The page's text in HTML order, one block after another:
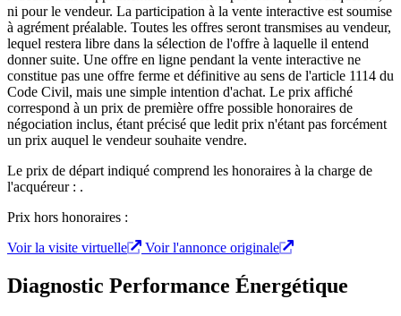
ni pour le vendeur. La participation à la vente interactive est soumise
à agrément préalable. Toutes les offres seront transmises au vendeur,
lequel restera libre dans la sélection de l'offre à laquelle il entend
donner suite. Une offre en ligne pendant la vente interactive ne
constitue pas une offre ferme et définitive au sens de l'article 1114 du
Code Civil, mais une simple intention d'achat. Le prix affiché
correspond à un prix de première offre possible honoraires de
négociation inclus, étant précisé que ledit prix n'étant pas forcément
un prix auquel le vendeur souhaite vendre.
Le prix de départ indiqué comprend les honoraires à la charge de
l'acquéreur : .
Prix hors honoraires :
Voir la visite virtuelle
Voir l'annonce originale
Diagnostic Performance Énergétique